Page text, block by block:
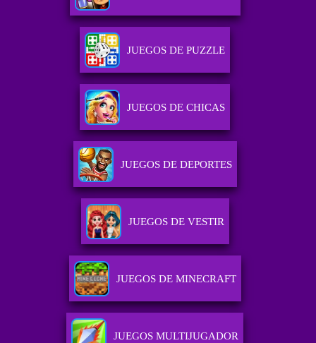
JUEGOS DE PUZZLE
JUEGOS DE CHICAS
JUEGOS DE DEPORTES
JUEGOS DE VESTIR
JUEGOS DE MINECRAFT
JUEGOS MULTIJUGADOR